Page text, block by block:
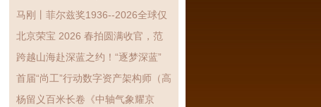
军梦 笔墨丹青致敬子弟兵
马刚丨菲尔兹奖1936--2026全球仅
有3位女性获得
北京荣宝 2026 春拍圆满收官，范
曾封面力作《东坡得砚》高价领衔
跨越山海赴深蓝之约！“逐梦深蓝”
海洋强国主题设计巡展银川站启幕
首届“尚工”行动数字资产架构师（高
级）能力提升培训-文化艺术行业定
制班开班仪式暨第一次集中授课...
杨留义百米长卷《中轴气象耀京